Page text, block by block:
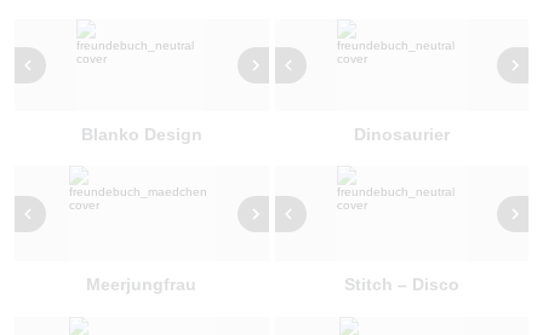
Blanko Design Dinosaurier
Meerjungfrau Stitch – Disco